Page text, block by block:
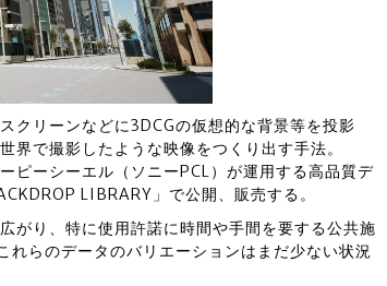
クリーンなどに3DCGの仮想的な背景等を投影
界で撮影したような映像をつくり出す手法。
ピーシーエル（ソニーPCL）が運用する高品質デ
LIBRARY」で公開、販売する。
がり、特に使用許諾に時間や手間を要する公共施
れらのデータのバリエーションはまだ少ない状況